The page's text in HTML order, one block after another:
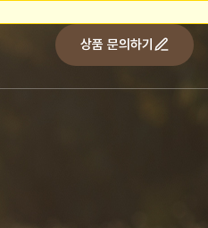
상품 문의하기